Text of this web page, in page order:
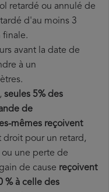
retardé ou annulé de
d'au moins 3
finale.
avant la date de
à un
seules 5% des
de
mêmes reçoivent
droit pour un retard,
ou une perte de
de cause reçoivent
% à celle des